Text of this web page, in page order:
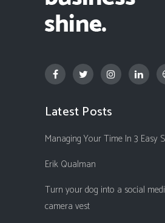
Latest Posts
Managing Your Time In 3 Easy
Erik Qualman
Turn your dog into a social
camera vest